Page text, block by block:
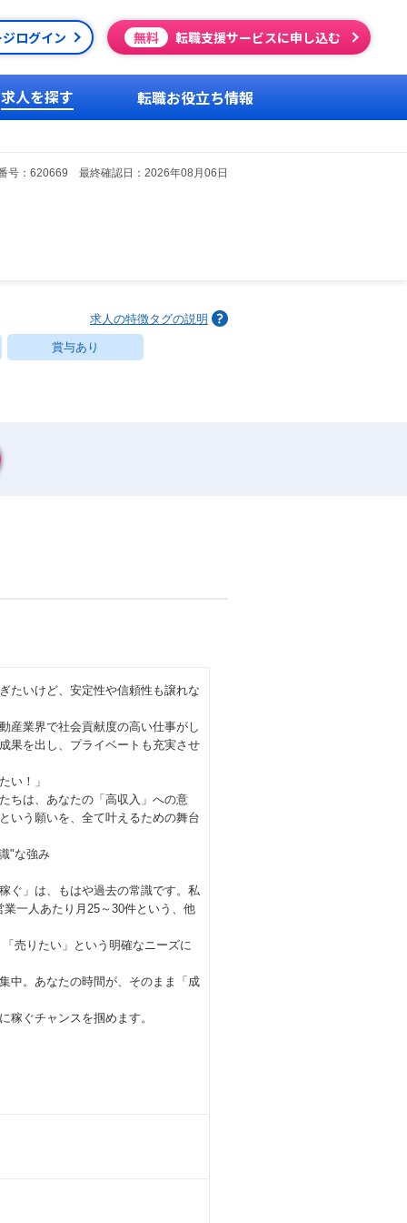
ログイン 無料 転職支援サービスに申し込む
求人を探す 転職お役立ち情報
号：620669 最終確認日：2026年08月06日
求人の特徴タグの説明
賞与あり
たいけど、安定性や信頼性も譲れな
産業界で社会貢献度の高い仕事がし
果を出し、プライベートも充実させ
い！」
ちは、あなたの「高収入」への意
いう願いを、全て叶えるための舞台
"な強み
ぐ」は、もはや過去の常識です。私
一人あたり月25～30件という、他
売りたい」という明確なニーズに
中。あなたの時間が、そのまま「成
稼ぐチャンスを掴めます。